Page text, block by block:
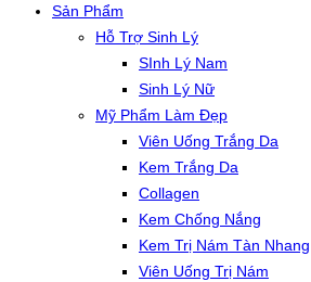
Sản Phẩm
Hỗ Trợ Sinh Lý
SInh Lý Nam
Sinh Lý Nữ
Mỹ Phẩm Làm Đẹp
Viên Uống Trắng Da
Kem Trắng Da
Collagen
Kem Chống Nắng
Kem Trị Nám Tàn Nhang
Viên Uống Trị Nám